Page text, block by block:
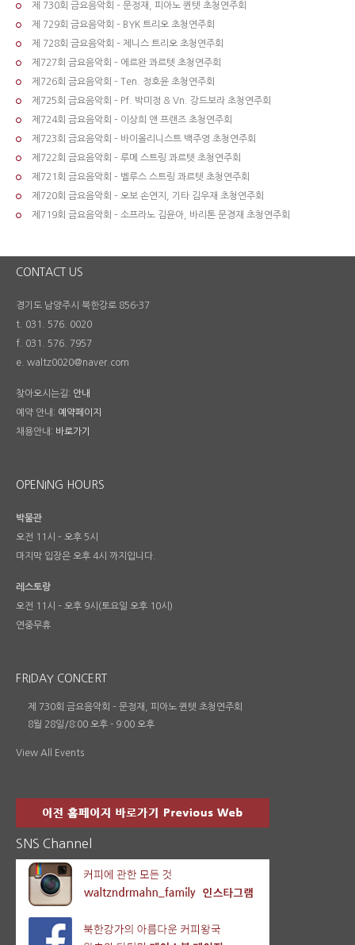
제 730회 금요음악회 – 문정재, 피아노 퀸텟 초청연주회
제 729회 금요음악회 – BYK 트리오 초청연주회
제 728회 금요음악회 – 제니스 트리오 초청연주회
제727회 금요음악회 – 에르완 콰르텟 초청연주회
제726회 금요음악회 – Ten. 정호윤 초청연주회
제725회 금요음악회 – Pf. 박미정 & Vn. 강드보라 초청연주회
제724회 금요음악회 – 이상희 앤 프랜즈 초청연주회
제723회 금요음악회 – 바이올리니스트 백주영 초청연주회
제722회 금요음악회 – 루메 스트링 콰르텟 초청연주회
제721회 금요음악회 – 벨루스 스트링 콰르텟 초청연주회
제720회 금요음악회 – 오보 손연지, 기타 김우재 초청연주회
제719회 금요음악회 – 소프라노 김윤아, 바리톤 문경재 초청연주회
CONTACT US
경기도 남양주시 북한강로 856-37
t. 031. 576. 0020
f. 031. 576. 7957
e. waltz0020@naver.com
찾아오시는길: 안내
예약 안내: 예약페이지
채용안내: 바로가기
OPENING HOURS
박물관
오전 11시 – 오후 5시
마지막 입장은 오후 4시 까지입니다.
레스토랑
오전 11시 – 오후 9시(토요일 오후 10시)
연중무휴
FRIDAY CONCERT
제 730회 금요음악회 – 문정재, 피아노 퀸텟 초청연주회
8월 28일/8:00 오후 - 9:00 오후
View All Events
SNS Channel